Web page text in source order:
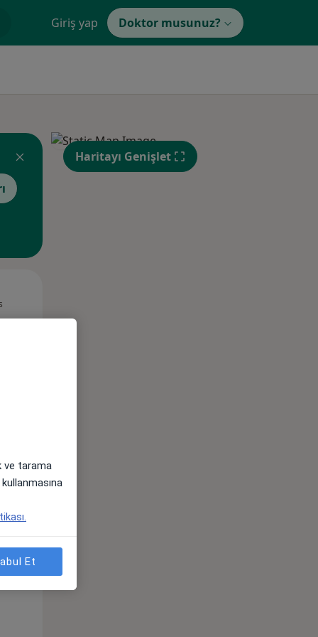
Giriş yap Doktor musunuz?
10 Ağustos
Haritayı Genişlet
ve tarama
Et